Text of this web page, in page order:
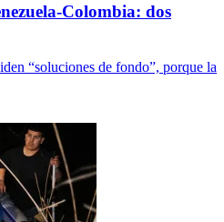
Colombia: dos
“soluciones de fondo”, porque la